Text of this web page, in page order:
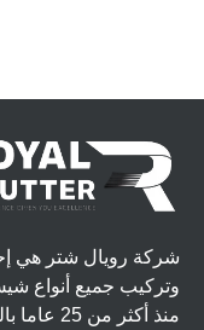
شركة رويال شتر هي
وتركيب جميع أنواع
منذ